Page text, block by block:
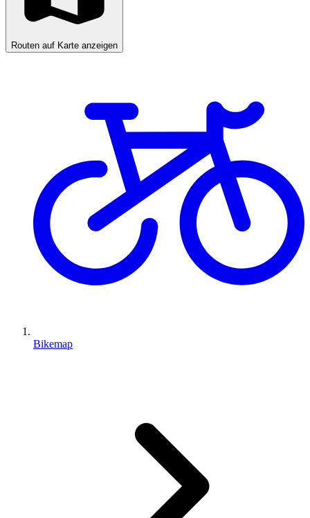
Routen auf Karte anzeigen
Bikemap